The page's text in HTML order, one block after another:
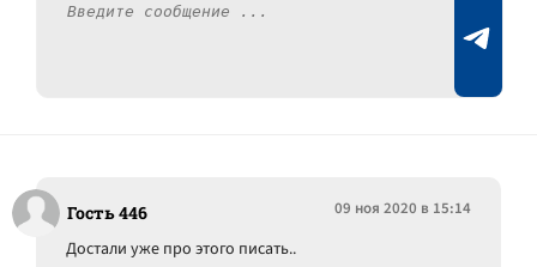
Гость 446 09 ноя 2020 в 15:14
Достали уже про этого писать..